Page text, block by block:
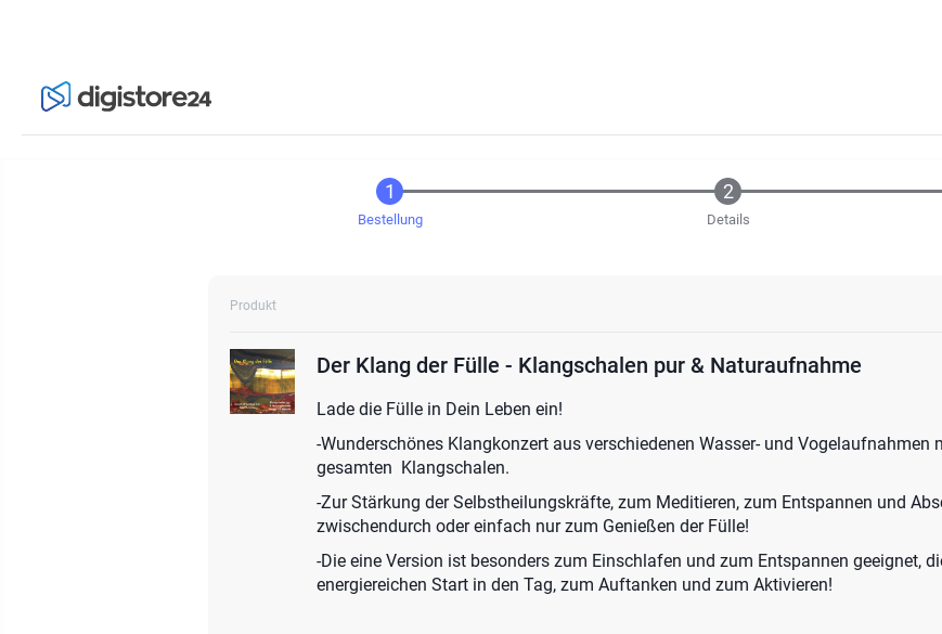
Bestellung Details
Produkt
Der Klang der Fülle - Klangschalen pur & Naturaufnahme
Lade die Fülle in Dein Leben ein!
-Wunderschönes Klangkonzert aus verschiedenen Wasser- und Vogelaufnahmen
gesamten Klangschalen.
-Zur Stärkung der Selbstheilungskräfte, zum Meditieren, zum Entspannen und
zwischendurch oder einfach nur zum Genießen der Fülle!
-Die eine Version ist besonders zum Einschlafen und zum Entspannen geeignet,
energiereichen Start in den Tag, zum Auftanken und zum Aktivieren!